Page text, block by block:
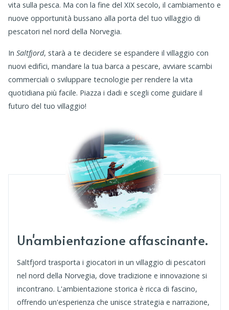
vita sulla pesca. Ma con la fine del XIX secolo, il cambiamento e
nuove opportunità bussano alla porta del tuo villaggio di
pescatori nel nord della Norvegia.
In Saltfjord, starà a te decidere se espandere il villaggio con
nuovi edifici, mandare la tua barca a pescare, avviare scambi
commerciali o sviluppare tecnologie per rendere la vita
quotidiana più facile. Piazza i dadi e scegli come guidare il
futuro del tuo villaggio!
Un'ambientazione affascinante.
Saltfjord trasporta i giocatori in un villaggio di pescatori
nel nord della Norvegia, dove tradizione e innovazione si
incontrano. L'ambientazione storica è ricca di fascino,
offrendo un'esperienza che unisce strategia e narrazione,